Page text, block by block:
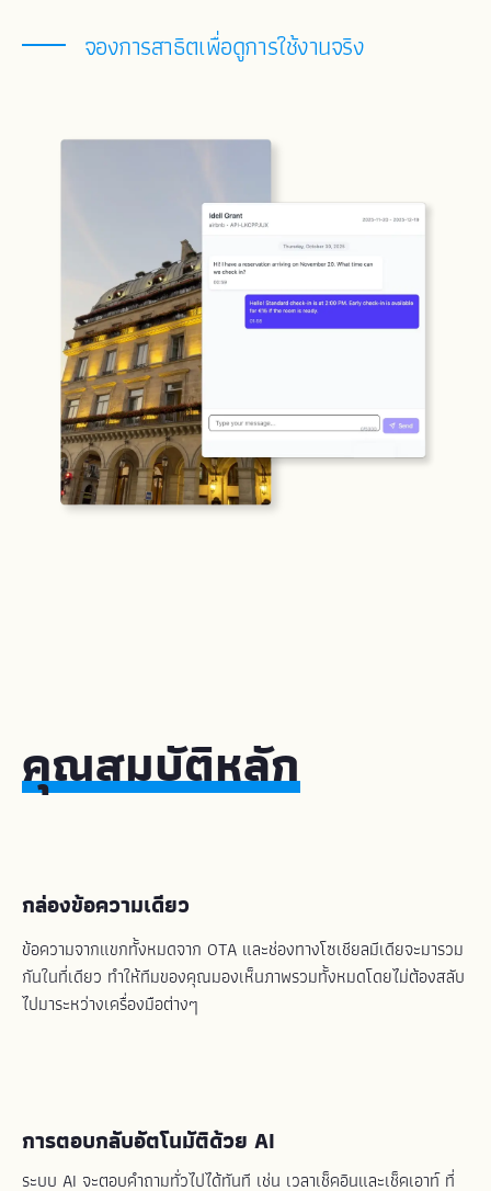
จองการสาธิตเพื่อดูการใช้งานจริง
คุณสมบัติหลัก
กล่องข้อความเดียว
ข้อความจากแขกทั้งหมดจาก OTA และช่องทางโซเชียลมีเดียจะมารวม
กันในที่เดียว ทำให้ทีมของคุณมองเห็นภาพรวมทั้งหมดโดยไม่ต้องสลับ
ไปมาระหว่างเครื่องมือต่างๆ
การตอบกลับอัตโนมัติด้วย AI
ระบบ AI จะตอบคำถามทั่วไปได้ทันที เช่น เวลาเช็คอินและเช็คเอาท์ ที่